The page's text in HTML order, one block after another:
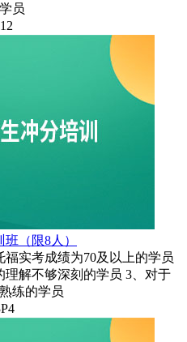
员
（限8人）
福实考成绩为70及以上的学员
理解不够深刻的学员 3、对于
练的学员